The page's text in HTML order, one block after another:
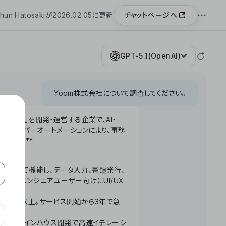
Hatosakiが2026.02.05に更新 チャットページへ
GPT-5.1(OpenAI)
Yoom株式会社について調査してください。
」を開発・運営する企業で、AI・
ハイパーオートメーションにより、事務
ます。**
して機能し、データ入力、書類発行、
。非エンジニアユーザー向けにUI/UX
以上。サービス開始から3年で急
結。インハウス開発で高速イテレーシ